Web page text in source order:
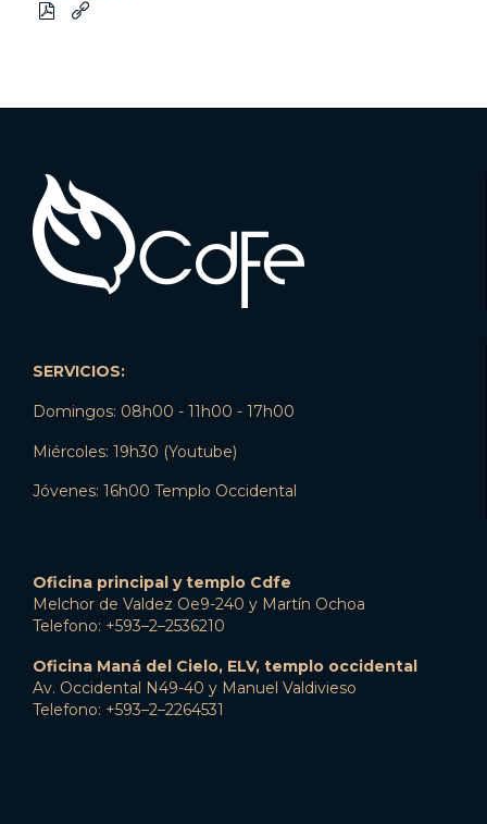
 
SERVICIOS:
Domingos: 08h00 - 11h00 - 17h00
Miércoles: 19h30 (Youtube)
Jóvenes: 16h00 Templo Occidental
Oficina principal y templo Cdfe
Melchor de Valdez Oe9-240 y Martín Ochoa
Telefono: +593–2–2536210
Oficina Maná del Cielo, ELV, templo occidental
Av. Occidental N49-40 y Manuel Valdivieso
Telefono: +593–2–2264531